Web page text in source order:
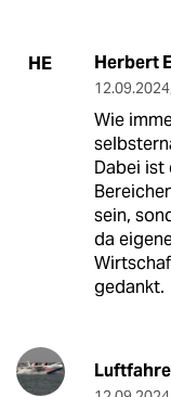
HE Herbert
12.09.2024,
Wie
Dabei ist
sein,
da
gedankt.